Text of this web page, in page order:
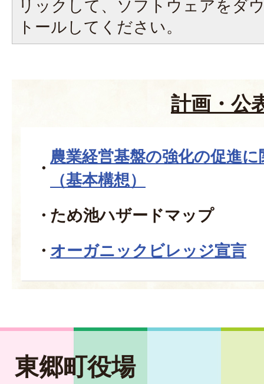
リックして、ソフトウェアをダ
トールしてください。
計画・公
農業経営基盤の強化の促進
（基本構想）
ため池ハザードマップ
オーガニックビレッジ宣言
東郷町役場